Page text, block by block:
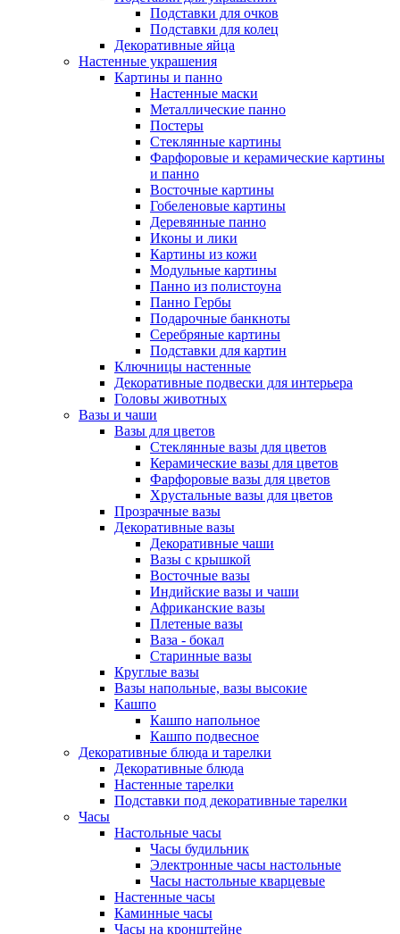
Подставки для очков
Подставки для колец
Декоративные яйца
Настенные украшения
Картины и панно
Настенные маски
Металлические панно
Постеры
Стеклянные картины
Фарфоровые и керамические картины
и панно
Восточные картины
Гобеленовые картины
Деревянные панно
Иконы и лики
Картины из кожи
Модульные картины
Панно из полистоуна
Панно Гербы
Подарочные банкноты
Серебряные картины
Подставки для картин
Ключницы настенные
Декоративные подвески для интерьера
Головы животных
Вазы и чаши
Вазы для цветов
Стеклянные вазы для цветов
Керамические вазы для цветов
Фарфоровые вазы для цветов
Хрустальные вазы для цветов
Прозрачные вазы
Декоративные вазы
Декоративные чаши
Вазы с крышкой
Восточные вазы
Индийские вазы и чаши
Африканские вазы
Плетеные вазы
Ваза - бокал
Старинные вазы
Круглые вазы
Вазы напольные, вазы высокие
Кашпо
Кашпо напольное
Кашпо подвесное
Декоративные блюда и тарелки
Декоративные блюда
Настенные тарелки
Подставки под декоративные тарелки
Часы
Настольные часы
Часы будильник
Электронные часы настольные
Часы настольные кварцевые
Настенные часы
Каминные часы
Часы на кронштейне